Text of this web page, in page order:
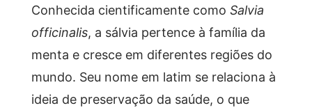
Conhecida cientificamente como Salvia
officinalis, a sálvia pertence à família da
menta e cresce em diferentes regiões do
mundo. Seu nome em latim se relaciona à
ideia de preservação da saúde, o que